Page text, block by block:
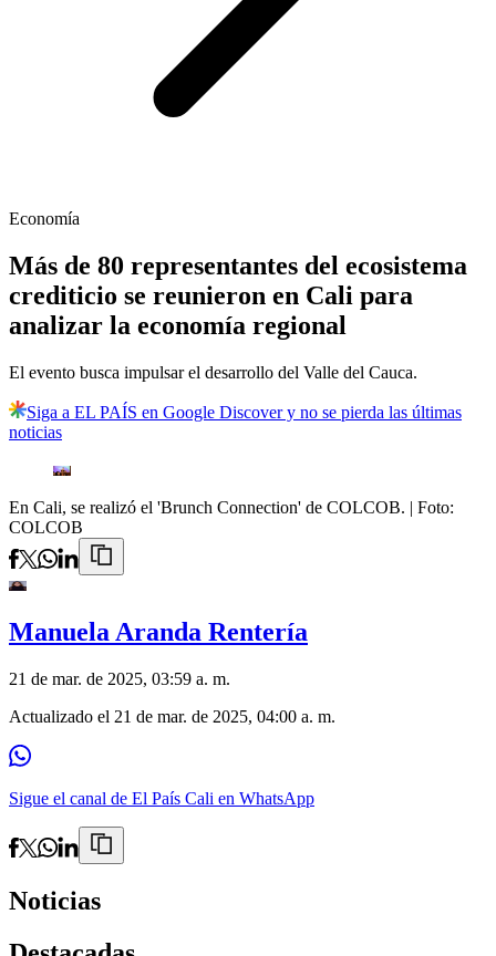
Economía
Más de 80 representantes del ecosistema
crediticio se reunieron en Cali para
analizar la economía regional
El evento busca impulsar el desarrollo del Valle del Cauca.
Siga a EL PAÍS en Google Discover y no se pierda las últimas
noticias
En Cali, se realizó el 'Brunch Connection' de COLCOB. | Foto:
COLCOB
Manuela Aranda Rentería
21 de mar. de 2025, 03:59 a. m.
Actualizado el 21 de mar. de 2025, 04:00 a. m.
Sigue el canal de El País Cali en WhatsApp
Noticias